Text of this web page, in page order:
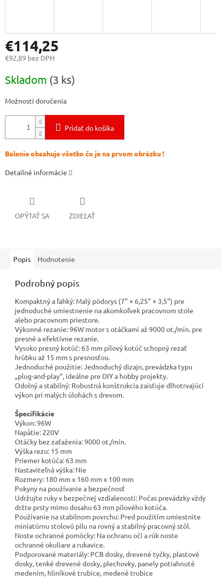
€114,25
€92,89 bez DPH
cena:
Skladom (3 ks)
Možnosti doručenia
Pridať do košíka
Balenie obsahuje všetko čo je na prvom obrázku !
Detailné informácie
OPÝTAŤ SA ZDIEĽAŤ
Popis Hodnotenie
Podrobný popis
Kompaktný a ľahký: Malý pôdorys (7" × 6,25" × 3,5") pre
jednoduché umiestnenie na akomkoľvek pracovnom stole
alebo pracovnom priestore.
Výkonné rezanie: 96W motor s otáčkami až 9000 ot./min. pre
presné a efektívne rezanie.
Vysoko presný kotúč: 63 mm pílový kotúč schopný rezať
hrúbku až 15 mm s presnosťou.
Jednoduché použitie: Jednoduchý dizajn, prevádzka typu
„plug-and-play“, ideálne pre DIY a hobby projekty.
Odolný a stabilný: Robustná konštrukcia zaisťuje dlhotrvajúci
výkon pri malých úlohách s drevom.
Špecifikácie
Výkon: 96W
Napätie: 220V
Otáčky bez zaťaženia: 9000 ot./min.
Výška rezu: 15 mm
Priemer kotúča: 63 mm
Nastaviteľná výška: Nie
Rozmery: 180 mm x 160 mm x 100 mm
Pokyny na používanie a bezpečnosť
Udržujte ruky v bezpečnej vzdialenosti: Počas prevádzky vždy
držte prsty mimo dosahu 63 mm pílového kotúča.
Používanie na stabilnom povrchu: Pred použitím umiestnite
miniatúrnu stolovú pílu na rovný a stabilný pracovný stôl.
Noste ochranné pomôcky: Na ochranu očí a rúk noste
ochranné okuliare a rukavice.
Podporované materiály: PCB dosky, drevené tyčky, plastové
dosky, tenké drevené dosky, plechovky, panely potiahnuté
medením, hliníkové trubice, medené trubice